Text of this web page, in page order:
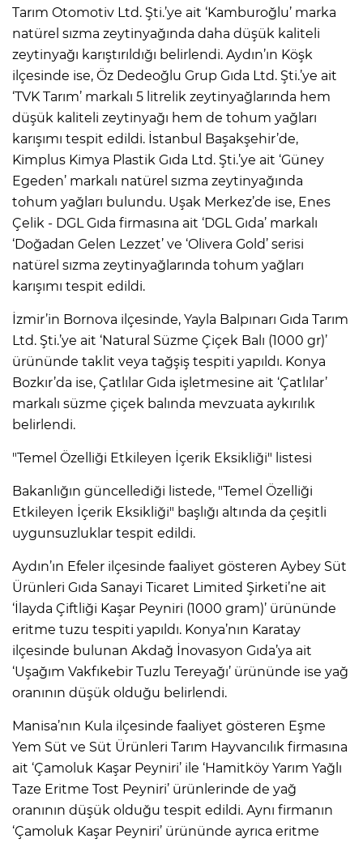
Tarım Otomotiv Ltd. Şti.’ye ait ‘Kamburoğlu’ marka
natürel sızma zeytinyağında daha düşük kaliteli
zeytinyağı karıştırıldığı belirlendi. Aydın’ın Köşk
ilçesinde ise, Öz Dedeoğlu Grup Gıda Ltd. Şti.’ye ait
‘TVK Tarım’ markalı 5 litrelik zeytinyağlarında hem
düşük kaliteli zeytinyağı hem de tohum yağları
karışımı tespit edildi. İstanbul Başakşehir’de,
Kimplus Kimya Plastik Gıda Ltd. Şti.’ye ait ‘Güney
Egeden’ markalı natürel sızma zeytinyağında
tohum yağları bulundu. Uşak Merkez’de ise, Enes
Çelik - DGL Gıda firmasına ait ‘DGL Gıda’ markalı
‘Doğadan Gelen Lezzet’ ve ‘Olivera Gold’ serisi
natürel sızma zeytinyağlarında tohum yağları
karışımı tespit edildi.
İzmir’in Bornova ilçesinde, Yayla Balpınarı Gıda Tarım
Ltd. Şti.’ye ait ‘Natural Süzme Çiçek Balı (1000 gr)’
ürününde taklit veya tağşiş tespiti yapıldı. Konya
Bozkır’da ise, Çatlılar Gıda işletmesine ait ‘Çatlılar’
markalı süzme çiçek balında mevzuata aykırılık
belirlendi.
"Temel Özelliği Etkileyen İçerik Eksikliği" listesi
Bakanlığın güncellediği listede, "Temel Özelliği
Etkileyen İçerik Eksikliği" başlığı altında da çeşitli
uygunsuzluklar tespit edildi.
Aydın’ın Efeler ilçesinde faaliyet gösteren Aybey Süt
Ürünleri Gıda Sanayi Ticaret Limited Şirketi’ne ait
‘İlayda Çiftliği Kaşar Peyniri (1000 gram)’ ürününde
eritme tuzu tespiti yapıldı. Konya’nın Karatay
ilçesinde bulunan Akdağ İnovasyon Gıda’ya ait
‘Uşağım Vakfıkebir Tuzlu Tereyağı’ ürününde ise yağ
oranının düşük olduğu belirlendi.
Manisa’nın Kula ilçesinde faaliyet gösteren Eşme
Yem Süt ve Süt Ürünleri Tarım Hayvancılık firmasına
ait ‘Çamoluk Kaşar Peyniri’ ile ‘Hamitköy Yarım Yağlı
Taze Eritme Tost Peyniri’ ürünlerinde de yağ
oranının düşük olduğu tespit edildi. Aynı firmanın
‘Çamoluk Kaşar Peyniri’ ürününde ayrıca eritme